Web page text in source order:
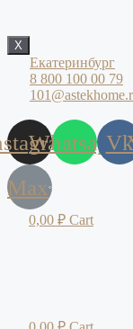
X
Екатеринбург
8 800 100 00 79
WhatsappVk
Max
0,00 ₽ Cart